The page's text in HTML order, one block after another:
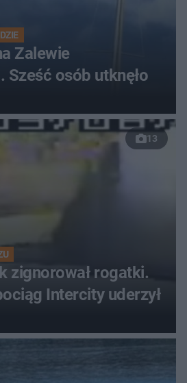
Zalewie
Sześć osób utknęło
13
zignorował rogatki.
Intercity uderzył